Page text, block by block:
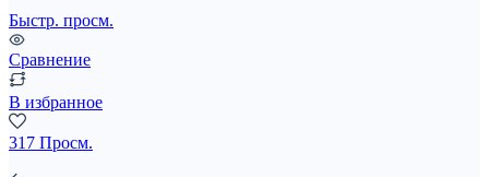
Быстр. просм.
Сравнение
В избранное
317 Просм.